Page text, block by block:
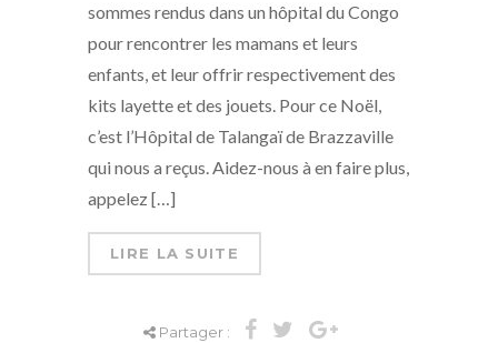
sommes rendus dans un hôpital du Congo
pour rencontrer les mamans et leurs
enfants, et leur offrir respectivement des
kits layette et des jouets. Pour ce Noël,
c’est l’Hôpital de Talangaï de Brazzaville
qui nous a reçus. Aidez-nous à en faire plus,
appelez […]
LIRE LA SUITE
Partager :